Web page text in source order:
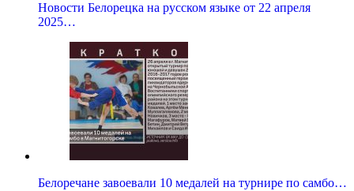
Новости Белорецка на русском языке от 22 апреля
2025…
Белоречане завоевали 10 медалей на турнире по самбо…